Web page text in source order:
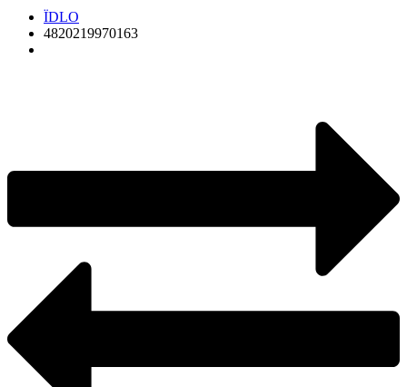
ЇDLO
4820219970163